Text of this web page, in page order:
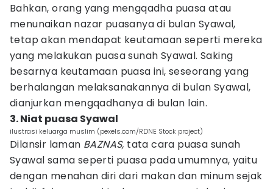
Bahkan, orang yang mengqadha puasa atau
menunaikan nazar puasanya di bulan Syawal,
tetap akan mendapat keutamaan seperti mereka
yang melakukan puasa sunah Syawal. Saking
besarnya keutamaan puasa ini, seseorang yang
berhalangan melaksanakannya di bulan Syawal,
dianjurkan mengqadhanya di bulan lain.
3. Niat puasa Syawal
ilustrasi keluarga muslim (pexels.com/RDNE Stock project)
Dilansir laman BAZNAS, tata cara puasa sunah
Syawal sama seperti puasa pada umumnya, yaitu
dengan menahan diri dari makan dan minum sejak